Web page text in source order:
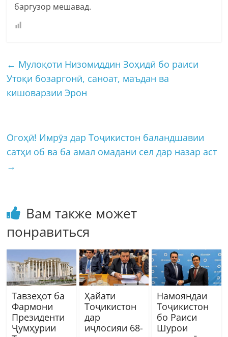
баргузор мешавад.
← Мулоқоти Низомиддин Зоҳидӣ бо раиси
Утоқи бозаргонӣ, саноат, маъдан ва
кишоварзии Эрон
Огоҳӣ! Имрӯз дар Тоҷикистон баландшавии
сатҳи об ва ба амал омадани сел дар назар аст
→
Вам также может
понравиться
Тавзеҳот ба
Фармони
Президенти
Ҷумҳурии
Ҳайати
Тоҷикистон
дар
иҷлосияи 68-
Намояндаи
Тоҷикистон
бо Раиси
Шурои